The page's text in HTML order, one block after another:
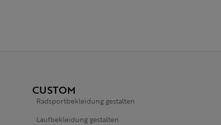
CUSTOM
Radsportbekleidung gestalten
Laufbekleidung gestalten